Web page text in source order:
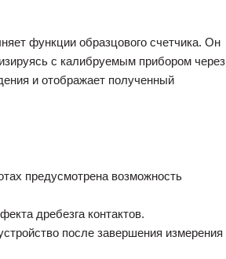
функции образцового счетчика. Он
с калибруемым прибором через
и отображает полученный
предусмотрена возможность
дребезга контактов.
после завершения измерения